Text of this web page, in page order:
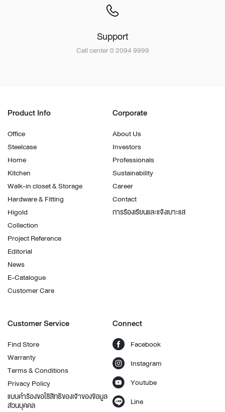
Support
Call center 0 2094 9999
Product Info
Office
Steelcase
Home
Kitchen
Walk-in closet & Storage
Hardware & Fitting
Higold
Collection
Project Reference
Editorial
News
E-Catalogue
Customer Care
Corporate
About Us
Investors
Professionals
Sustainability
Career
Contact
การร้องเรียนและแจ้งเบาะแส
Customer Service
Find Store
Warranty
Terms & Conditions
Privacy Policy
แบบคำร้องขอใช้สิทธิของเจ้าของข้อมูล
ส่วนบุคคล
Connect
Facebook
Instagram
Youtube
Line